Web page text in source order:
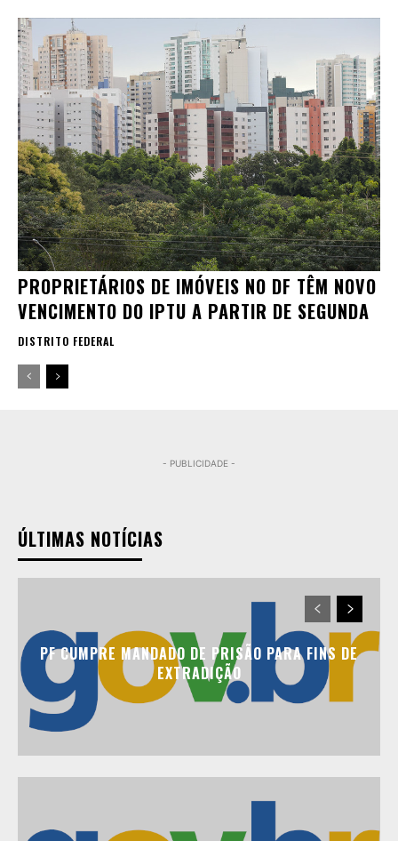
PROPRIETÁRIOS DE IMÓVEIS NO DF TÊM NOVO
VENCIMENTO DO IPTU A PARTIR DE SEGUNDA
DISTRITO FEDERAL
- PUBLICIDADE -
ÚLTIMAS NOTÍCIAS
PF CUMPRE MANDADO DE PRISÃO PARA FINS DE
EXTRADIÇÃO